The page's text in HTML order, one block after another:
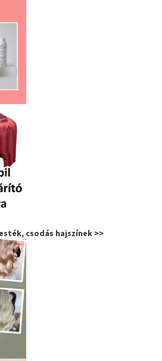
csodás hajszínek >>